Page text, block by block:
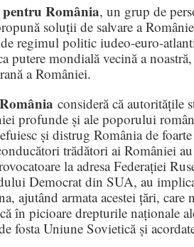
România, un grup de
soluții de salvare a
de regimul politic iudeo-euro-
putere mondială vecină a
a României.
consideră că autoritățile
profunde și ale poporului
și distrug România de
trădători ai României
la adresa Federației
Democrat din SUA, au
ajutând armata acestei țări, care
în picioare drepturile naționale
fosta Uniune Sovietică și